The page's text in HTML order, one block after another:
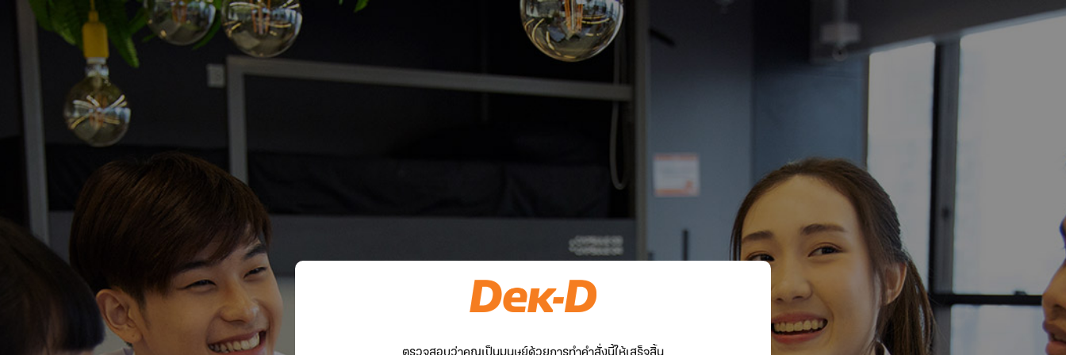
ตรวจสอบว่าคุณเป็นมนุษย์ด้วยการทำคำสั่งนี้ให้เสร็จสิ้น